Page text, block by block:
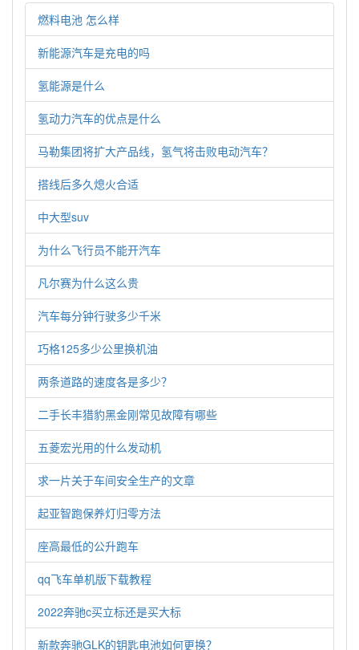
燃料电池 怎么样
新能源汽车是充电的吗
氢能源是什么
氢动力汽车的优点是什么
马勒集团将扩大产品线，氢气将击败电动汽车？
搭线后多久熄火合适
中大型suv
为什么飞行员不能开汽车
凡尔赛为什么这么贵
汽车每分钟行驶多少千米
巧格125多少公里换机油
两条道路的速度各是多少？
二手长丰猎豹黑金刚常见故障有哪些
五菱宏光用的什么发动机
求一片关于车间安全生产的文章
起亚智跑保养灯归零方法
座高最低的公升跑车
qq飞车单机版下载教程
2022奔驰c买立标还是买大标
新款奔驰GLK的钥匙电池如何更换？